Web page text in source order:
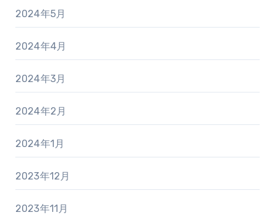
2024年5月
2024年4月
2024年3月
2024年2月
2024年1月
2023年12月
2023年11月